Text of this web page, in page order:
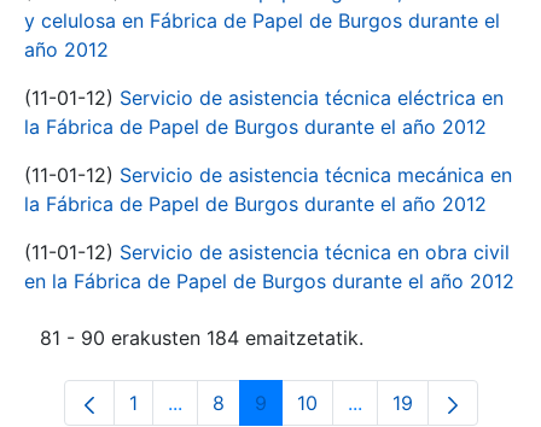
y celulosa en Fábrica de Papel de Burgos durante el
año 2012
(11-01-12) Servicio de asistencia técnica eléctrica en
la Fábrica de Papel de Burgos durante el año 2012
(11-01-12) Servicio de asistencia técnica mecánica en
la Fábrica de Papel de Burgos durante el año 2012
(11-01-12) Servicio de asistencia técnica en obra civil
en la Fábrica de Papel de Burgos durante el año 2012
81 - 90 erakusten 184 emaitzetatik.
Orrialdea
1 ...Intermediate Pages Use TAB to
Orrialdea
8 Orrialdea
9 Orrialdea
10 ...Intermediate Pages
Orrialdea
19